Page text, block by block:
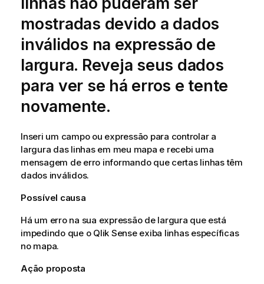
mostradas devido a dados
inválidos na expressão de
largura. Reveja seus dados
para ver se há erros e tente
novamente.
Inseri um campo ou expressão para controlar a
largura das linhas em meu mapa e recebi uma
mensagem de erro informando que certas linhas têm
dados inválidos.
Possível causa
Há um erro na sua expressão de largura que está
impedindo que o Qlik Senseexiba linhas específicas
no mapa.
Ação proposta